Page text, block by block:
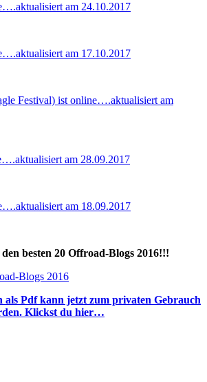
am 24.10.2017
am 17.10.2017
Festival) ist online….aktualisiert am
am 28.09.2017
am 18.09.2017
besten 20 Offroad-Blogs 2016!!!
Blogs 2016
als Pdf kann jetzt zum privaten Gebrauch
Klickst du hier…